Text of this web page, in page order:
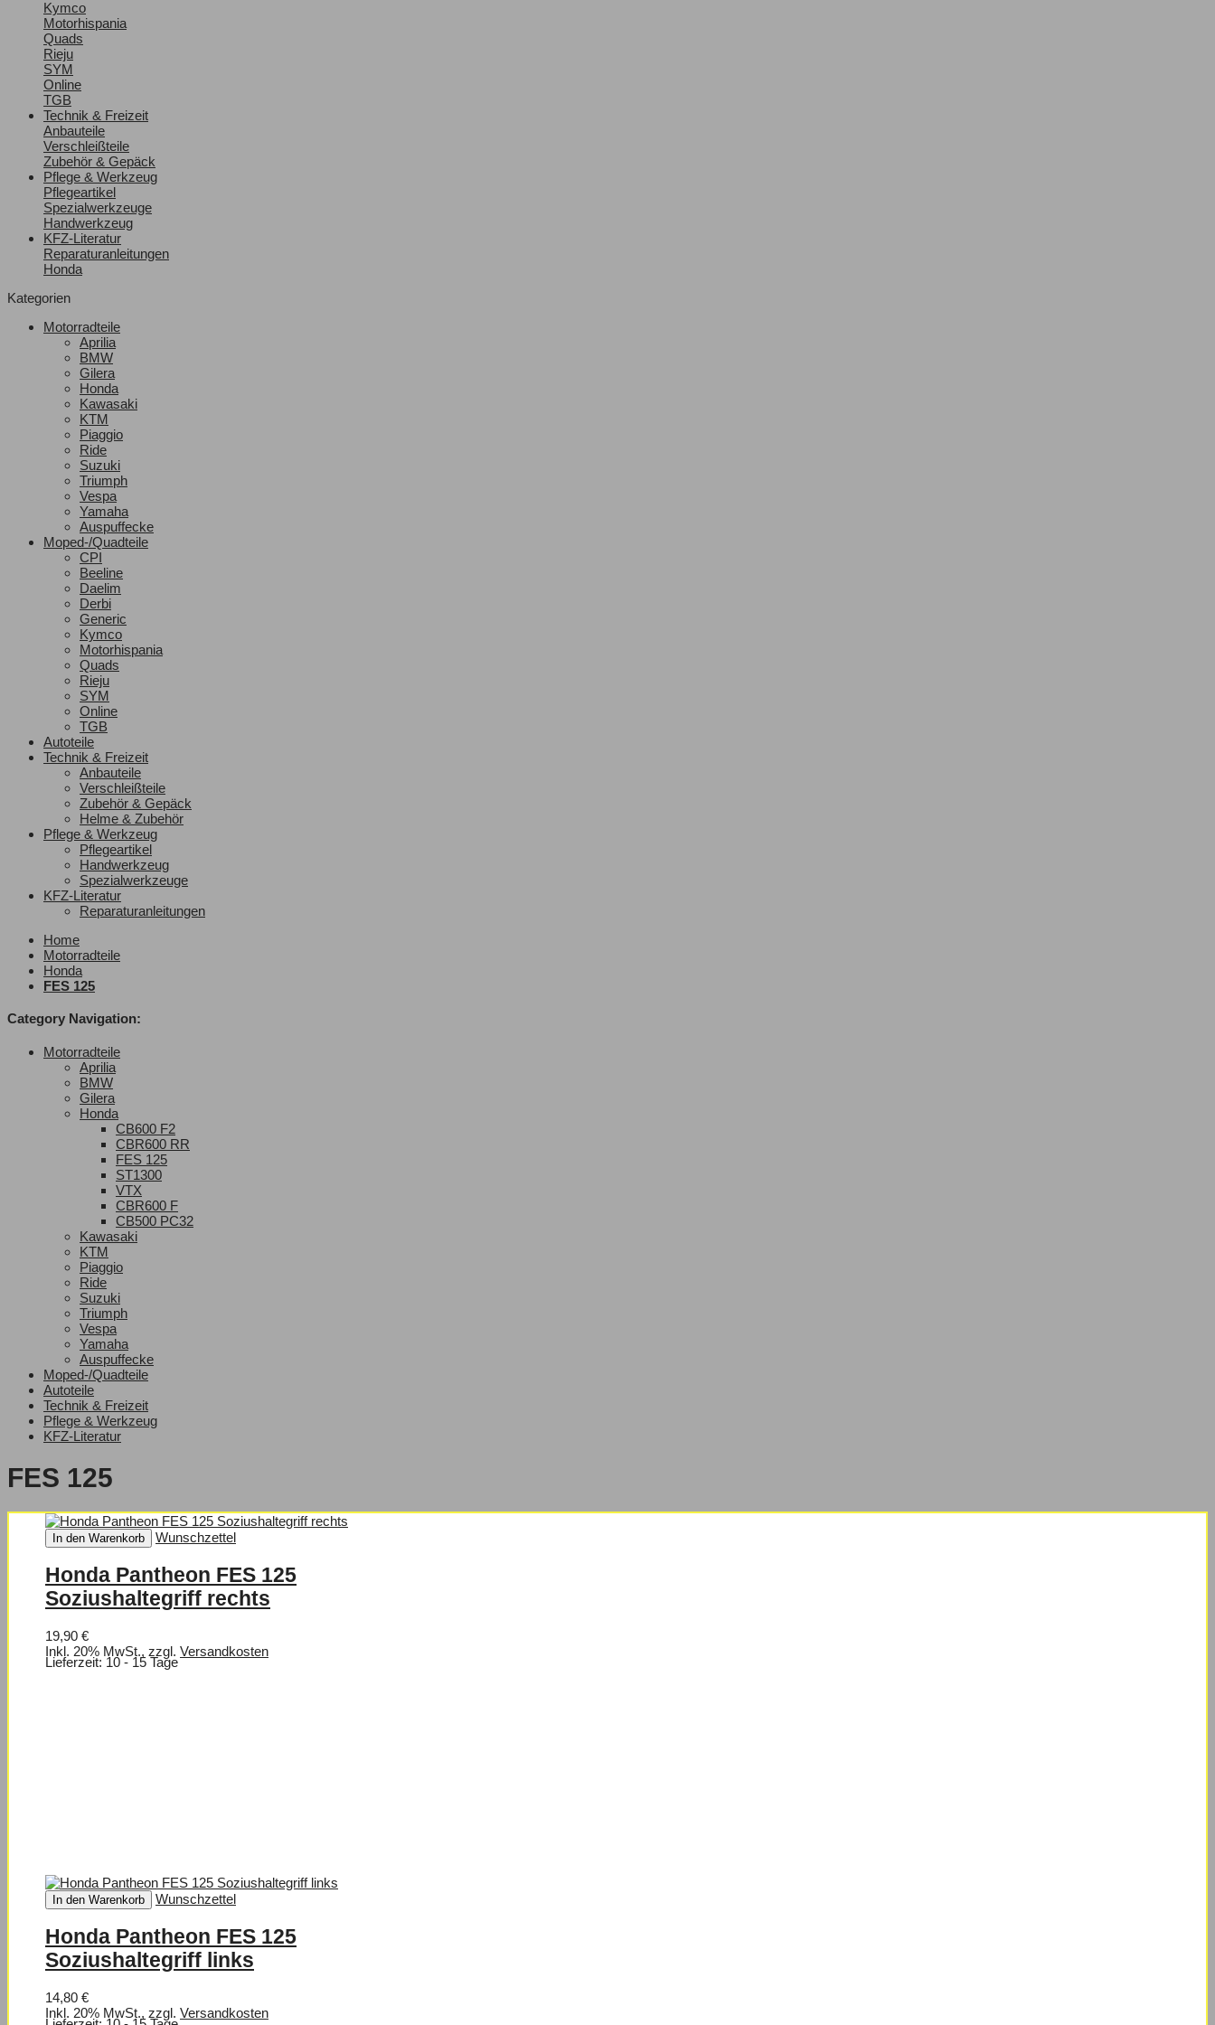
Kymco
Motorhispania
Quads
Rieju
SYM
Online
TGB
Technik & Freizeit
Anbauteile
Verschleißteile
Zubehör & Gepäck
Pflege & Werkzeug
Pflegeartikel
Spezialwerkzeuge
Handwerkzeug
KFZ-Literatur
Reparaturanleitungen
Honda
Kategorien
Motorradteile
Aprilia
BMW
Gilera
Honda
Kawasaki
KTM
Piaggio
Ride
Suzuki
Triumph
Vespa
Yamaha
Auspuffecke
Moped-/Quadteile
CPI
Beeline
Daelim
Derbi
Generic
Kymco
Motorhispania
Quads
Rieju
SYM
Online
TGB
Autoteile
Technik & Freizeit
Anbauteile
Verschleißteile
Zubehör & Gepäck
Helme & Zubehör
Pflege & Werkzeug
Pflegeartikel
Handwerkzeug
Spezialwerkzeuge
KFZ-Literatur
Reparaturanleitungen
Home
Motorradteile
Honda
FES 125
Category Navigation:
Motorradteile
Aprilia
BMW
Gilera
Honda
CB600 F2
CBR600 RR
FES 125
ST1300
VTX
CBR600 F
CB500 PC32
Kawasaki
KTM
Piaggio
Ride
Suzuki
Triumph
Vespa
Yamaha
Auspuffecke
Moped-/Quadteile
Autoteile
Technik & Freizeit
Pflege & Werkzeug
KFZ-Literatur
FES 125
In den Warenkorb Wunschzettel
Honda Pantheon FES 125
Soziushaltegriff rechts
19,90 €
Inkl. 20% MwSt., zzgl. Versandkosten
Lieferzeit: 10 - 15 Tage
In den Warenkorb Wunschzettel
Honda Pantheon FES 125
Soziushaltegriff links
14,80 €
Inkl. 20% MwSt., zzgl. Versandkosten